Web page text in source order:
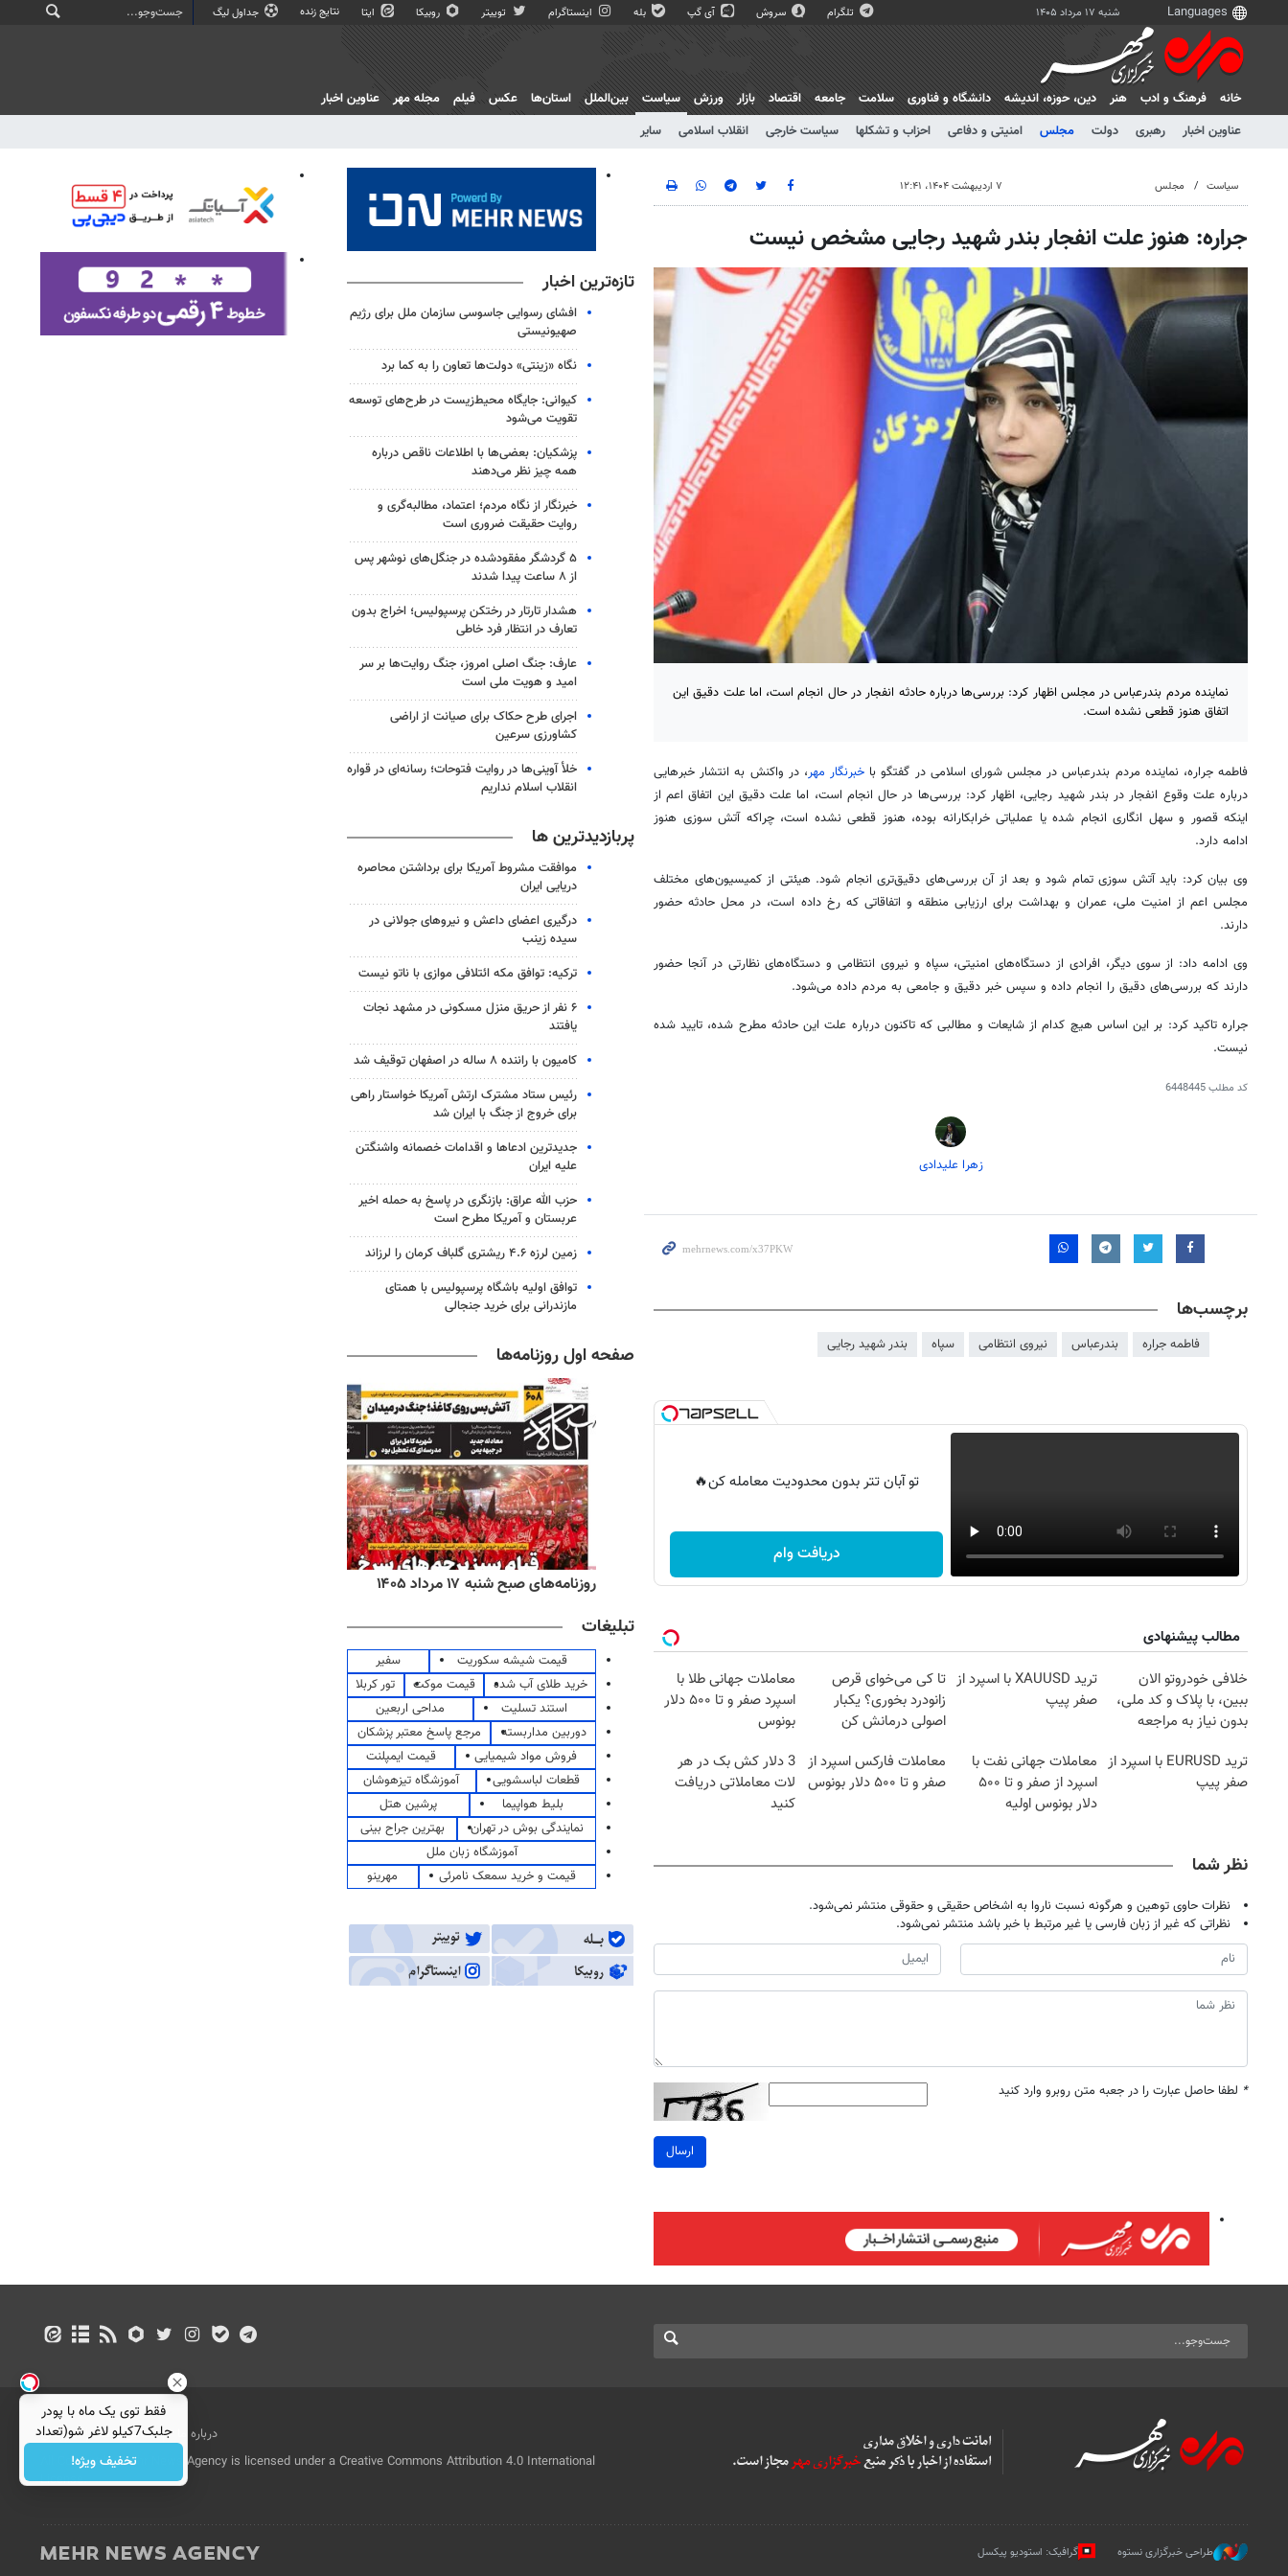
شنبه ۱۷ مرداد ۱۴۰۵ تلگرام سروش آی گپ بله اینستاگرام توییتر روبیکا ایتا نتایج زنده جداول لیگ
خانه فرهنگ و ادب هنر دين، حوزه، انديشه دانشگاه و فناوری سلامت جامعه اقتصاد بازار ورزش
سیاست
عناوین اخبار
رهبری دولت مجلس امنیتی و دفاعی احزاب و تشکلها سیاست خارجی انقلاب اسلامی سایر
بین‌الملل استان‌ها عکس فیلم مجله مهر عناوین اخبار
سیاست مجلس ۷ اردیبهشت ۱۴۰۴، ۱۲:۴۱
جراره: هنوز علت انفجار بندر شهید رجایی مشخص نیست
نماینده مردم بندرعباس در مجلس اظهار کرد: بررسی‌ها درباره حادثه انفجار در حال انجام است، اما علت دقیق این
اتفاق هنوز قطعی نشده است.
فاطمه جراره، نماینده مردم بندرعباس در مجلس شورای اسلامی در گفتگو با خبرنگار مهر، در واکنش به انتشار خبرهایی
درباره علت وقوع انفجار در بندر شهید رجایی، اظهار کرد: بررسی‌ها در حال انجام است، اما علت دقیق این اتفاق اعم از
اینکه قصور و سهل انگاری انجام شده یا عملیاتی خرابکارانه بوده، هنوز قطعی نشده است، چراکه آتش سوزی هنوز
ادامه دارد.
وی بیان کرد: باید آتش سوزی تمام شود و بعد از آن بررسی‌های دقیق‌تری انجام شود. هیئتی از کمیسیون‌های مختلف
مجلس اعم از امنیت ملی، عمران و بهداشت برای ارزیابی منطقه و اتفاقاتی که رخ داده است، در محل حادثه حضور
دارند.
وی ادامه داد: از سوی دیگر، افرادی از دستگاه‌های امنیتی، سپاه و نیروی انتظامی و دستگاه‌های نظارتی در آنجا حضور
دارند که بررسی‌های دقیق را انجام داده و سپس خبر دقیق و جامعی به مردم داده می‌شود.
جراره تاکید کرد: بر این اساس هیچ کدام از شایعات و مطالبی که تاکنون درباره علت این حادثه مطرح شده، تایید شده
نیست.
کد مطلب6448445
زهرا علیدادی
برچسب‌ها
فاطمه جراره بندرعباس نیروی انتظامی سپاه بندر شهید رجایی
تو آبان تتر بدون محدودیت معامله کن🔥
دریافت وام
مطالب پیشنهادی
خلافی خودروتو الان
ببین، با پلاک و کد ملی،
بدون نیاز به مراجعه
ترید XAUUSD با اسپرد از
صفر پیپ
تا کی می‌خوای قرص
زانودرد بخوری؟ یکبار
اصولی درمانش کن
معاملات جهانی طلا با
اسپرد صفر و تا ۵۰۰ دلار
بونوس
ترید EURUSD با اسپرد از
صفر پیپ
معاملات جهانی نفت با
اسپرد از صفر و تا ۵۰۰
دلار بونوس اولیه
معاملات فارکس اسپرد از
صفر و تا ۵۰۰ دلار بونوس
3 دلار کش بک در هر
لات معاملاتی دریافت
کنید
نظر شما
نظرات حاوی توهین و هرگونه نسبت ناروا به اشخاص حقیقی و حقوقی منتشر نمی‌شود.
نظراتی که غیر از زبان فارسی یا غیر مرتبط با خبر باشد منتشر نمی‌شود.
* لطفا حاصل عبارت را در جعبه متن روبرو وارد کنید
ارسال
تازه‌ترین اخبار
افشای رسوایی جاسوسی سازمان ملل برای رژیم
صهیونیستی
نگاه «زینتی» دولت‌ها تعاون را به کما برد
کیوانی: جایگاه محیط‌زیست در طرح‌های توسعه
تقویت می‌شود
پزشکیان: بعضی‌ها با اطلاعات ناقص درباره
همه چیز نظر می‌دهند
خبرنگار از نگاه مردم؛ اعتماد، مطالبه‌گری و
روایت حقیقت ضروری است
۵ گردشگر مفقودشده در جنگل‌های نوشهر پس
از ۸ ساعت پیدا شدند
هشدار تارتار در رختکن پرسپولیس؛ اخراج بدون
تعارف در انتظار فرد خاطی
عارف: جنگ اصلی امروز، جنگ روایت‌ها بر سر
امید و هویت ملی است
اجرای طرح حکاک برای صیانت از اراضی
کشاورزی سرعین
خلأ آوینی‌ها در روایت فتوحات؛ رسانه‌ای در قواره
انقلاب اسلام نداریم
پربازدیدترین ها
موافقت مشروط آمریکا برای برداشتن محاصره
دریایی ایران
درگیری اعضای داعش و نیروهای جولانی در
سیده زینب
ترکیه: توافق مکه ائتلافی موازی با ناتو نیست
۶ نفر از حریق منزل مسکونی در مشهد نجات
یافتند
کامیون با راننده ۸ ساله در اصفهان توقیف شد
رئیس ستاد مشترک ارتش آمریکا خواستار راهی
برای خروج از جنگ با ایران شد
جدیدترین ادعاها و اقدامات خصمانه واشنگتن
علیه ایران
حزب الله عراق: بازنگری در پاسخ به حمله اخیر
عربستان و آمریکا مطرح است
زمین لرزه ۴.۶ ریشتری گلباف کرمان را لرزاند
توافق اولیه باشگاه پرسپولیس با همتای
مازندرانی برای خرید جنجالی
صفحه اول روزنامه‌ها
روزنامه‌های اقتصادی شنبه ۱۷ مرداد ۱۴۰۵ روزنامه‌های ورزشی شنبه ۱۷ مرداد ۱۴۰۵ روزنامه‌های صبح شنبه ۱۷ مرداد ۱۴۰۵
تبلیغات
قیمت شیشه سکوریت
سفیر
خرید طلای آب شده
قیمت موکت
تور کربلا
استند تسلیت
مداحی اربعین
دوربین مداربسته
مرجع پاسخ معتبر پزشکان
فروش مواد شیمیایی
قیمت ایمپلنت
قطعات لباسشویی
آموزشگاه تیزهوشان
بلیط هواپیما
پرشین هتل
نمایندگی بوش در تهران
بهترین جراح بینی
آموزشگاه زبان ملل
قیمت و خرید سمعک نامرئی
مهرینو
درباره ما تماس با ما
بازرگانی
All Content by Mehr News Agency is licensed under a Creative Commons Attribution 4.0 International
License.
طراحی خبرگزاری نستوه گرافیک: استودیو پیکسل
فقط توی یک ماه با پودر
جلبک7کیلو لاغر شو(تعداد
محدود)
تخفیف ویژه!